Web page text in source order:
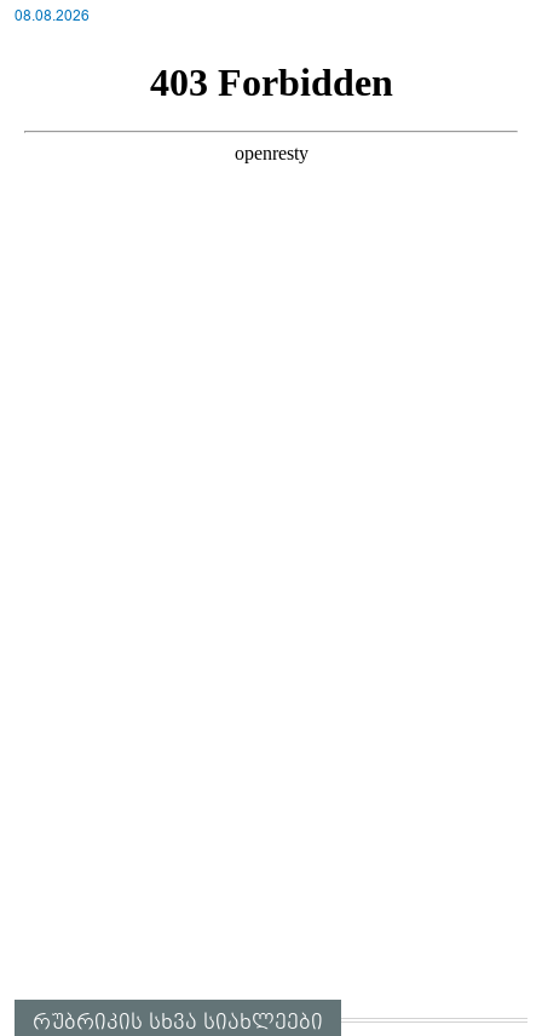
08.08.2026
რუბრიკის სხვა სიახლეები